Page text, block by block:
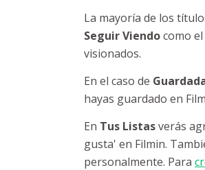
La mayoría de los
Seguir Viendocomo el
visionados.
En el caso de
hayas guardado en
En Tus Listasverás
gusta' en Filmin.
personalmente. Para